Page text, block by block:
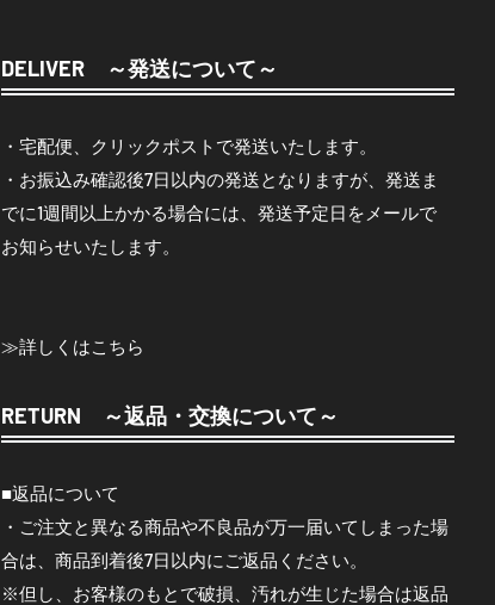
DELIVER ～発送について～
・宅配便、クリックポストで発送いたします。
・お振込み確認後7日以内の発送となりますが、発送ま
でに1週間以上かかる場合には、発送予定日をメールで
お知らせいたします。
≫詳しくはこちら
RETURN ～返品・交換について～
■返品について
・ご注文と異なる商品や不良品が万一届いてしまった場
合は、商品到着後7日以内にご返品ください。
※但し、お客様のもとで破損、汚れが生じた場合は返品